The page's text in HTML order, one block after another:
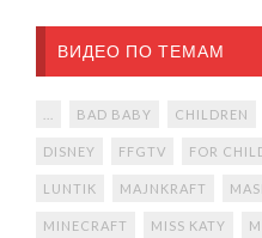
ВИДЕО ПО ТЕМАМ
BAD BABY CHILDREN
DISNEY FFGTV FOR
LUNTIK MAJNKRAFT
MINECRAFT MISS KATY